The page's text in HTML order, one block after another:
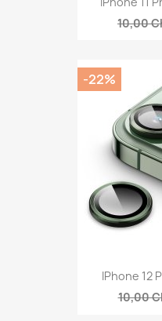
10,00
IPhone 12
10,00
-22%